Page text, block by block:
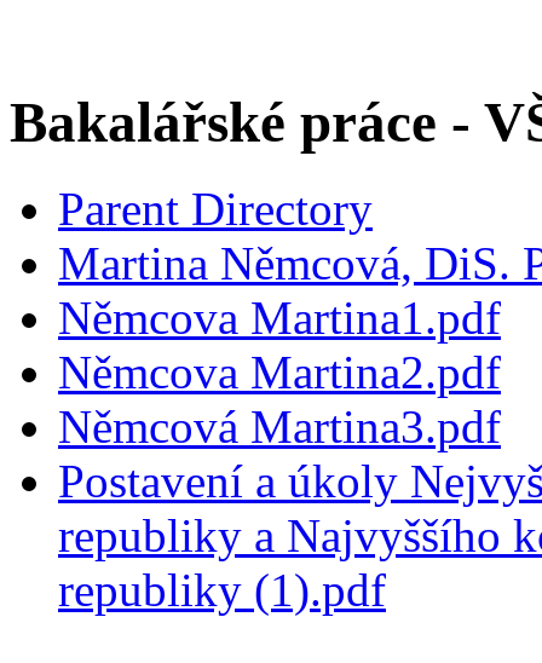
Bakalářské práce -
Parent Directory
Martina Němcová, DiS.
Němcova Martina1.pdf
Němcova Martina2.pdf
Němcová Martina3.pdf
Postavení a úkoly
republiky a Najvyššího
republiky (1).pdf